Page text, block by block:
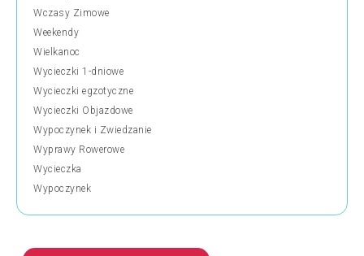
Wczasy Zimowe
Weekendy
Wielkanoc
Wycieczki 1-dniowe
Wycieczki egzotyczne
Wycieczki Objazdowe
Wypoczynek i Zwiedzanie
Wyprawy Rowerowe
Wycieczka
Wypoczynek